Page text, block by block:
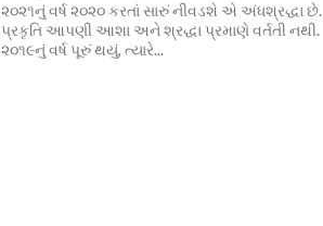
૨૦૨૧નું વર્ષ ૨૦૨૦ કરતાં સારું નીવડશે એ અંધશ્રદ્ધા છે.
પ્રકૃતિ આપણી આશા અને શ્રદ્ધા પ્રમાણે વર્તતી નથી.
૨૦૧૯નું વર્ષ પૂરું થયું, ત્યારે...